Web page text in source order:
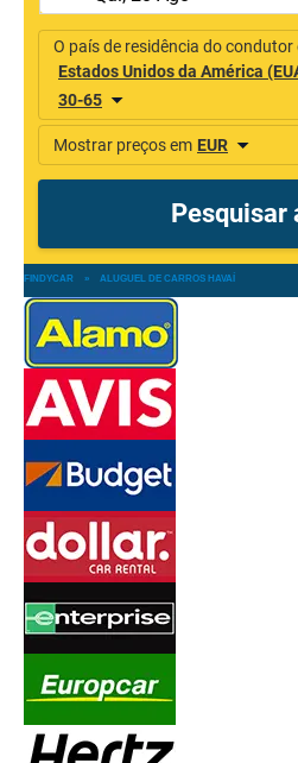
FINDYCAR » ALUGUEL DE CARROS HAVAÍ